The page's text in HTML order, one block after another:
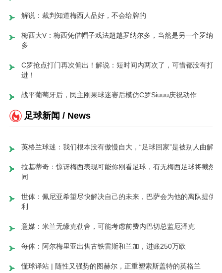
解说：裁判知道梅西人品好，不会给牌的
梅西大V：梅西凭借帽子戏法超越罗纳尔多，当然是另一个罗纳尔
多
C罗抢点打门再次偏出！解说：短时间内两次了，可惜都没有打
进！
战平葡萄牙后，民主刚果球迷赛后模仿C罗Siuuu庆祝动作
足球新闻 / News
英格兰球迷：我们根本没有傲慢自大，“足球回家”是被别人曲解了
拉基蒂奇：惊讶梅西表现可能你刚看足球，有无梅西足球将截然不
同
世体：佩尼亚希望尽快解决自己的未来，巴萨会为他的离队提供便
利
意媒：米兰无缘克勒舍，可能考虑前费内巴切总监厄泽克
每体：阿尔梅里亚出售古铁雷斯和兰加，进账250万欧
懂球译站 | 随性又强势的图赫尔，正重塑索斯盖特的英格兰